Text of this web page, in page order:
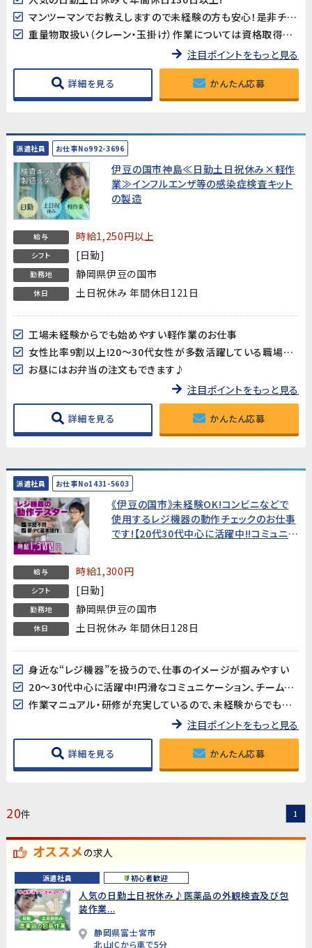
マンツーマンでお教えしますので未経験の方も安心！是非チャレンジしてみてください！
重量物取扱い（クレーン・玉掛け）作業については資格取得支援が有ります！
注目ポイントをもっと見る
詳細を見る かんたん応募
派遣社員 お仕事No992-3696
伊豆の国市神島≪日勤土日祝休み×軽作
業≫インフルエンザ等の感染症検査キット
の製造
給与 時給1,250円以上
シフト [日勤]
勤務地 静岡県伊豆の国市
休日 土日祝休み 年間休日121日
工場未経験からでも始めやすい軽作業のお仕事
女性比率9割以上!20～30代女性が多数活躍している職場です♪
お昼にはお弁当の注文もできます♪
注目ポイントをもっと見る
詳細を見る かんたん応募
派遣社員 お仕事No1431-5603
《伊豆の国市》未経験OK!コンビニなどで
使用するレジ機器の動作チェックのお仕事
です!【20代30代中心に活躍中!!コミュニケ
給与 時給1,300円
シフト [日勤]
勤務地 静岡県伊豆の国市
休日 土日祝休み 年間休日128日
身近な“レジ機器”を扱うので、仕事のイメージが掴みやすい
20～30代中心に活躍中!円滑なコミュニケーション、チームワークが心地よく、働きやすい環境♪
作業マニュアル・研修が充実しているので、未経験からでも安心してスタートできます!
注目ポイントをもっと見る
詳細を見る かんたん応募
20件 1
オススメの求人
派遣社員 初心者歓迎
人気の日勤土日祝休み♪医薬品の外観検査及び包
装作業...
静岡県富士宮市
北山ICから車で5分